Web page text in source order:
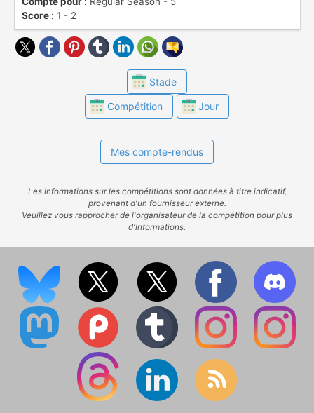
Score : 1 - 2
Stade
Compétition Jour
Mes compte-rendus
Les informations sur les compétitions sont données à titre indicatif,
provenant d'un fournisseur externe.
Veuillez vous rapprocher de l'organisateur de la compétition pour plus
d'informations.